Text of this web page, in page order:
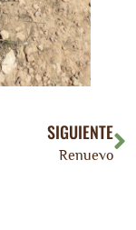
SIGUIENTE
Renuevo